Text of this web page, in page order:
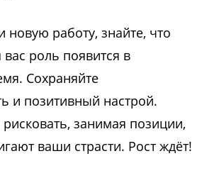
новую работу, знайте, что
роль появится в
Сохраняйте
и позитивный настрой.
занимая позиции,
ваши страсти. Рост ждёт!